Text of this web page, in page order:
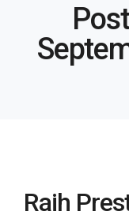
Raih